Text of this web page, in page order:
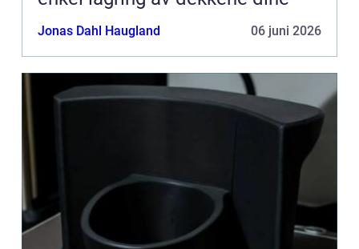
Jonas Dahl Haugland 06 juni 2026